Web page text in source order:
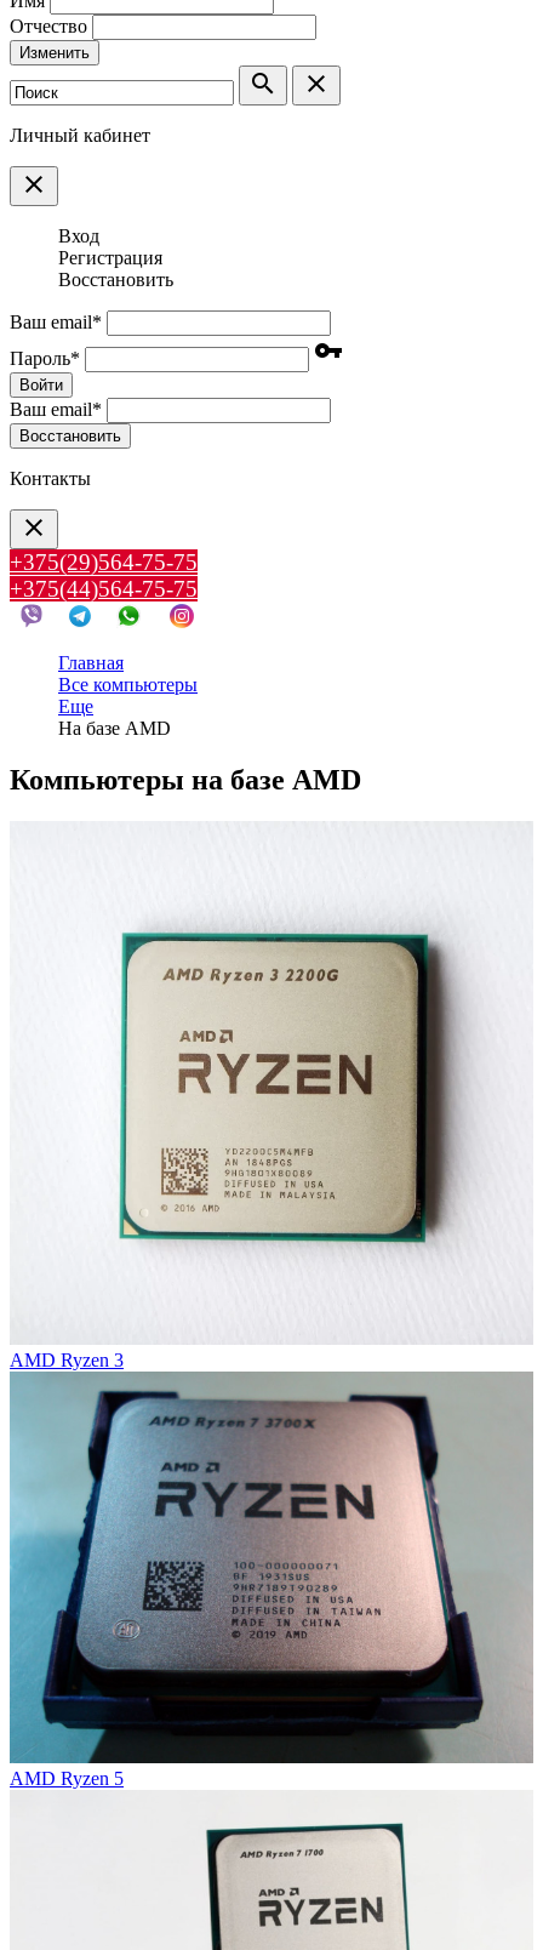
Отчество
Изменить
search clear
Личный кабинет
clear
Вход
Регистрация
Восстановить
Ваш email*
Пароль* vpn_key
Войти
Ваш email*
Воcстановить
Контакты
clear
+375(29)564-75-75
+375(44)564-75-75
Главная
Все компьютеры
Еще
На базе AMD
Компьютеры на базе AMD
AMD Ryzen 3
AMD Ryzen 5